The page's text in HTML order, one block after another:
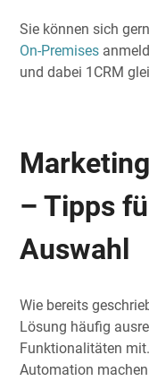
Sie können sich
On-Premises
und dabei 1CRM
– Tipps
Auswahl
Wie bereits
Lösung häufig
Funktionalitäten
Automation